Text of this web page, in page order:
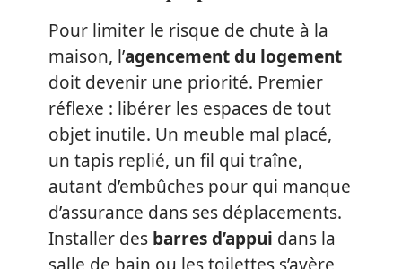
Pour limiter le risque de chute à la
maison, l’agencement du logement
doit devenir une priorité. Premier
réflexe : libérer les espaces de tout
objet inutile. Un meuble mal placé,
un tapis replié, un fil qui traîne,
autant d’embûches pour qui manque
d’assurance dans ses déplacements.
Installer des barres d’appui dans la
salle de bain ou les toilettes s’avère